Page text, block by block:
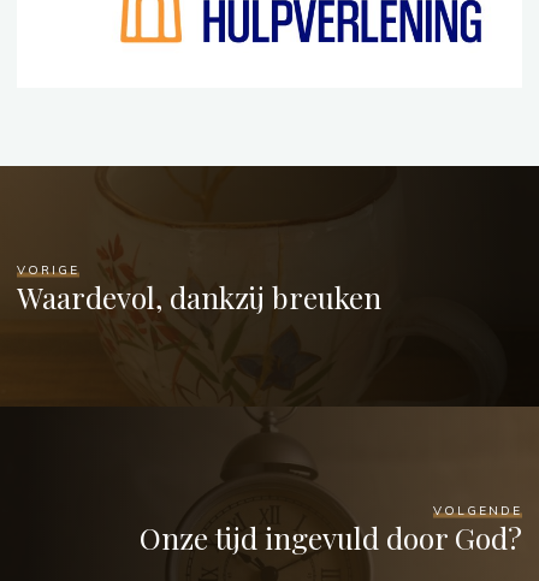
VORIGE
Waardevol, dankzij breuken
VOLGENDE
Onze tijd ingevuld door God?